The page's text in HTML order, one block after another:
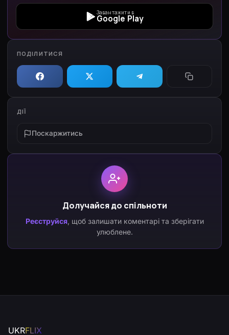
Завантажити в
Google Play
ПОДІЛИТИСЯ
ДІЇ
Поскаржитись
Долучайся до спільноти
Реєструйся, щоб залишати коментарі та зберігати
улюблене.
UKRFLIX